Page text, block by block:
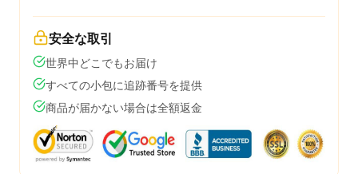
安全な取引
世界中どこでもお届け
すべての小包に追跡番号を提供
商品が届かない場合は全額返金